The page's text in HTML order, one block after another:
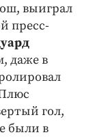
выиграл
пресс-
даже в
гол,
были в